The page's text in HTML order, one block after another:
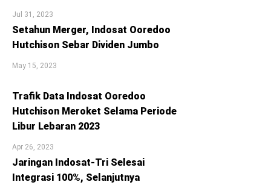
Jul 31, 2023
Setahun Merger, Indosat Ooredoo
Hutchison Sebar Dividen Jumbo
May 15, 2023
Trafik Data Indosat Ooredoo
Hutchison Meroket Selama Periode
Libur Lebaran 2023
Apr 26, 2023
Jaringan Indosat-Tri Selesai
Integrasi 100%, Selanjutnya